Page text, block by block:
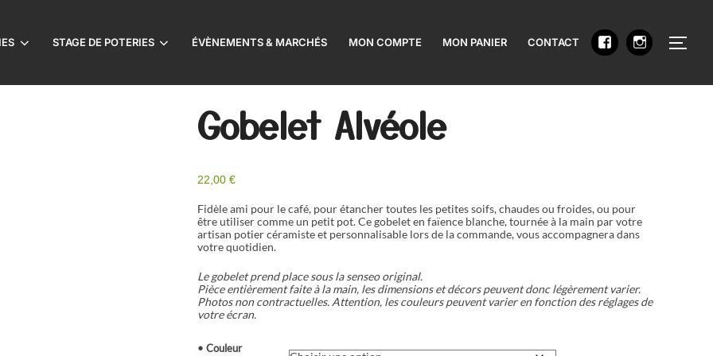
STAGE DE POTERIES ÉVÈNEMENTS & MARCHÉS MON COMPTE MON PANIER CONTACT
Gobelet Alvéole
22,00 €
Fidèle ami pour le café, pour étancher toutes les petites soifs, chaudes ou froides, ou pour
être utiliser comme un petit pot. Ce gobelet en faïence blanche, tournée à la main par votre
artisan potier céramiste et personnalisable lors de la commande, vous accompagnera dans
votre quotidien.
Le gobelet prend place sous la senseo original.
Pièce entièrement faite à la main, les dimensions et décors peuvent donc légèrement varier.
Photos non contractuelles. Attention, les couleurs peuvent varier en fonction des réglages de
votre écran.
• Couleur